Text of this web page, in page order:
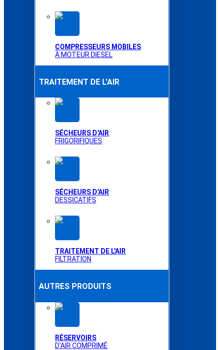
COMPRESSEURS MOBILES
À MOTEUR DIESEL
TRAITEMENT DE L'AIR
SÉCHEURS D'AIR
FRIGORIFIQUES
SÉCHEURS D'AIR
DESSICATIFS
TRAITEMENT DE L'AIR
FILTRATION
AUTRES PRODUITS
RÉSERVOIRS
D'AIR COMPRIMÉ